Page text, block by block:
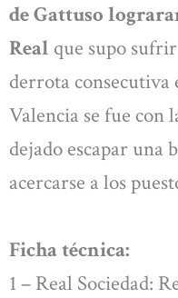
de Gattuso
Real que supo
derrota
Valencia se fue con
dejado escapar una
acercarse a los
Ficha técnica:
1 – Real Sociedad: